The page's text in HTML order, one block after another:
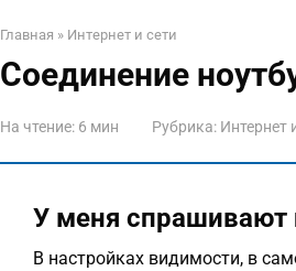
Главная » Интернет и сети
Соединение
На чтение: 6 мин Рубрика: Интернет
У меня спрашивают
В настройках видимости, в